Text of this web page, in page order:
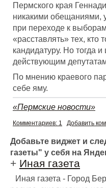
Пермского края
никакими обещаниями,
при переходе к
«расставлять» тех, кто
кандидатуру. Но тогда
действующим
По мнению краевого
себе яму.
«Пермские новости»
Комментариев: 1 Добавить
Добавьте виджет и
газеты" у себя на
+ Иная газета
Иная газета - Город